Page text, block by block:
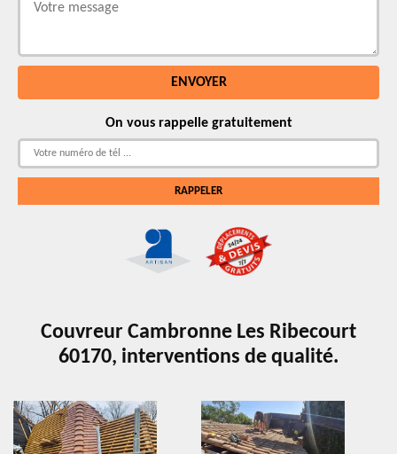
On vous rappelle gratuitement
Couvreur Cambronne Les Ribecourt
60170, interventions de qualité.